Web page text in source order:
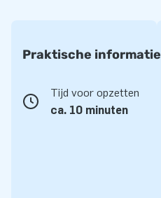
Praktische informatie
Tijd voor opzetten
ca. 10 minuten